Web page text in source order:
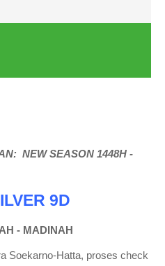
NEW SEASON 1448H -
9D
- MADINAH
Soekarno-Hatta, proses check